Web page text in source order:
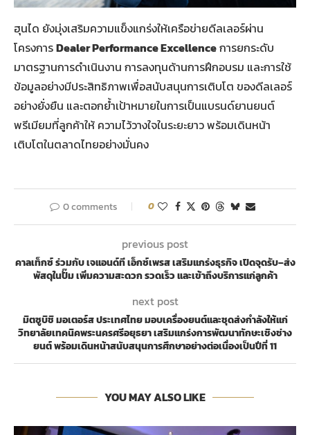
ฮุนได ยังมุ่งเสริมความแข็งแกร่งให้เครือข่ายดีลเลอร์ผ่าน
โครงการDealer Performance Excellenceการยกระดับ
มาตรฐานการดำเนินงาน การลงทุนด้านการฝึกอบรม และการใช้
ข้อมูลอย่างมีประสิทธิภาพเพื่อสนับสนุนการเติบโต ของดีลเลอร์
อย่างยั่งยืน และตอกย้ำเป้าหมายในการเป็นแบรนด์ยานยนต์
พรีเมียมที่ลูกค้าให้ ความไว้วางใจในระยะยาว พร้อมเดินหน้า
เติบโตในตลาดไทยอย่างมั่นคง
0 comments 0
previous post
คาลเท็กซ์ ร่วมกับ เจแอนด์ที เอ็กซ์เพรส เสริมแกร่งธุรกิจ เปิดจุดรับ–ส่ง
พัสดุในปั๊ม เพิ่มความสะดวก รวดเร็ว และเข้าถึงบริการแก่ลูกค้า
next post
มิตซูบิชิ มอเตอร์ส ประเทศไทย มอบเครื่องยนต์และชุดส่งกำลังให้แก่
วิทยาลัยเทคนิคพระนครศรีอยุธยา เสริมแกร่งการพัฒนาทักษะเชิงช่าง
ยนต์ พร้อมเดินหน้าสนับสนุนการศึกษาอย่างต่อเนื่องเป็นปีที่ 11
YOU MAY ALSO LIKE